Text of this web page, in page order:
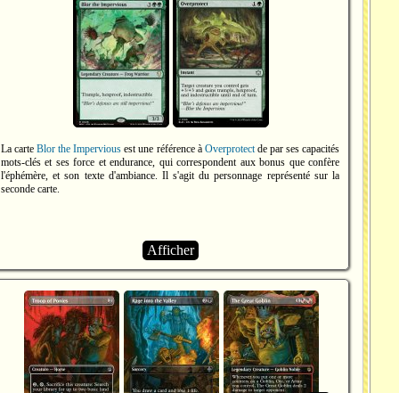
La carteBlor the Impervious est une référence à Overprotectde par ses capacités
mots-clés et ses force et endurance, qui correspondent aux bonus que confère
l'éphémère, et son texte d'ambiance. Il s'agit du personnage représenté sur la
seconde carte.
Afficher